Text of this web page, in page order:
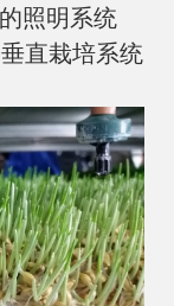
照明系统
直栽培系统